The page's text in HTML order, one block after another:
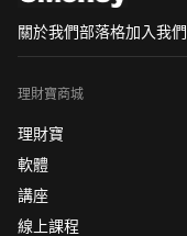
關於我們部落格加入我們
理財寶商城
理財寶
軟體
講座
線上課程